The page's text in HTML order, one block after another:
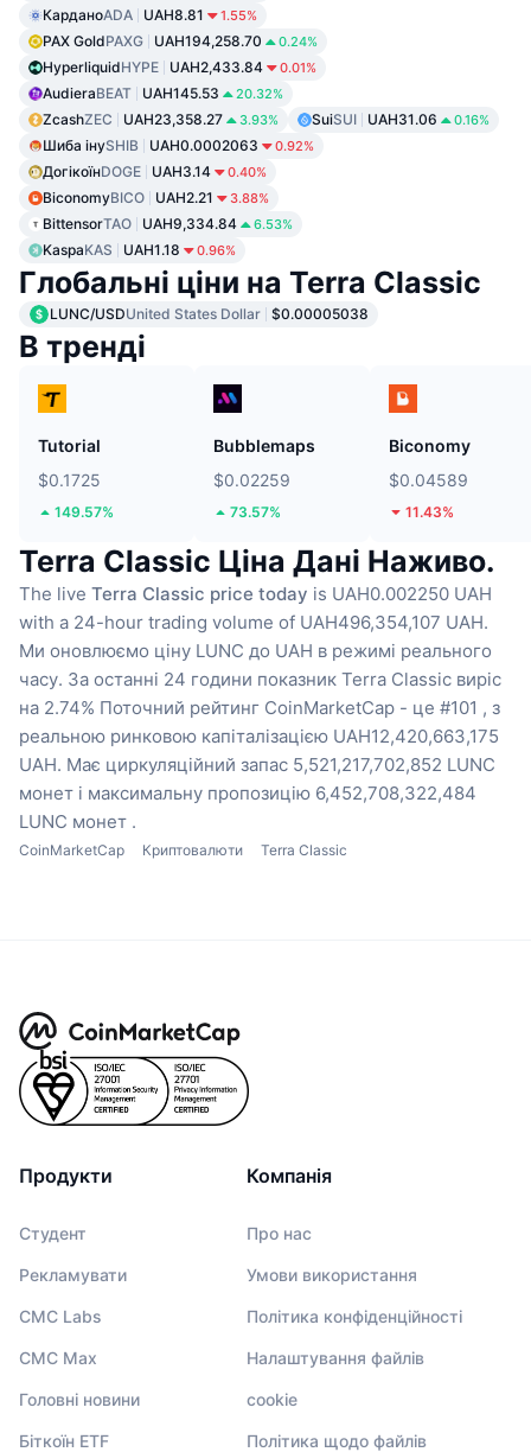
КарданоADA UAH8.81 1.55%
PAX GoldPAXG UAH194,258.70 0.24%
HyperliquidHYPE UAH2,433.84 0.01%
AudieraBEAT UAH145.53 20.32%
ZcashZEC UAH23,358.27 3.93% SuiSUI UAH31.06 0.16%
Шиба інуSHIB UAH0.0002063 0.92%
ДогікоїнDOGE UAH3.14 0.40%
BiconomyBICO UAH2.21 3.88%
BittensorTAO UAH9,334.84 6.53%
KaspaKAS UAH1.18 0.96%
Глобальні ціни на Terra Classic
LUNC/USDUnited States Dollar $0.00005038
В тренді
Tutorial
$0.1725
149.57%
Bubblemaps
$0.02259
73.57%
Biconomy
$0.04589
11.43%
Terra Classic Ціна Дані Наживо.
The live Terra Classic price today is UAH0.002250 UAH
with a 24-hour trading volume of UAH496,354,107 UAH.
Ми оновлюємо ціну LUNC до UAH в режимі реального
часу. За останні 24 години показник Terra Classic виріс
на 2.74% Поточний рейтинг CoinMarketCap - це #101 , з
реальною ринковою капіталізацією UAH12,420,663,175
UAH. Має циркуляційний запас 5,521,217,702,852 LUNC
монет і максимальну пропозицію 6,452,708,322,484
LUNC монет .
CoinMarketCap Криптовалюти Terra Classic
Продукти
Студент
Рекламувати
CMC Labs
CMC Max
Головні новини
Біткоїн ETF
Компанія
Про нас
Умови використання
Політика конфіденційності
Налаштування файлів
cookie
Політика щодо файлів